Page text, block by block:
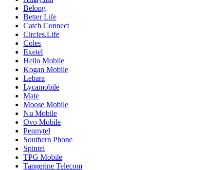
Belong
Better Life
Catch Connect
Circles.Life
Coles
Exetel
Hello Mobile
Kogan Mobile
Lebara
Lycamobile
Mate
Moose Mobile
Nu Mobile
Ovo Mobile
Pennytel
Southern Phone
Spintel
TPG Mobile
Tangerine Telecom